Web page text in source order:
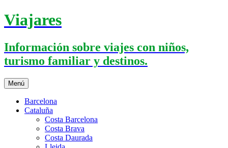
Saltar
al
Viajares
Información sobre viajes con niños,
turismo familiar y destinos.
Menú
Barcelona
Cataluña
Costa Barcelona
Costa Brava
Costa Daurada